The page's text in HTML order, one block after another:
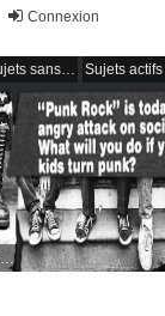
Connexion
Sujets sans réponse Sujets actifs